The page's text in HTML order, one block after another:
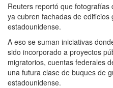
Reuters reportó que
ya cubren fachadas de
estadounidense.
A eso se suman iniciativas
sido incorporado a proyectos
migratorios, cuentas federales
una futura clase de buques de
estadounidense.